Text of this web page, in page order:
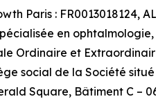
Paris : FR0013018124,
en ophtalmologie,
Ordinaire et
social de la Société situé
Square, Bâtiment C –